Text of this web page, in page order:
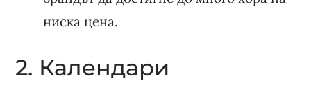
ниска цена.
2. Календари